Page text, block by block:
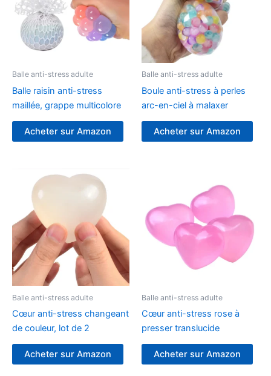
Balle anti-stress adulte
Balle raisin anti-stress
maillée, grappe multicolore
Acheter sur Amazon
Balle anti-stress adulte
Boule anti-stress à perles
arc-en-ciel à malaxer
Acheter sur Amazon
Balle anti-stress adulte
Cœur anti-stress changeant
de couleur, lot de 2
Acheter sur Amazon
Balle anti-stress adulte
Cœur anti-stress rose à
presser translucide
Acheter sur Amazon